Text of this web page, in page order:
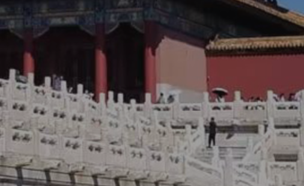
律师事务所,榆林法律咨询,榆林